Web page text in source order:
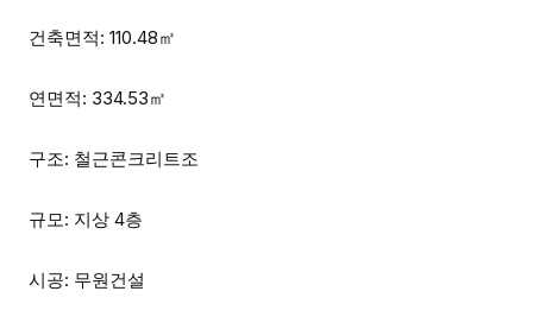
건축면적: 110.48㎡
연면적: 334.53㎡
구조: 철근콘크리트조
규모: 지상 4층
시공: 무원건설